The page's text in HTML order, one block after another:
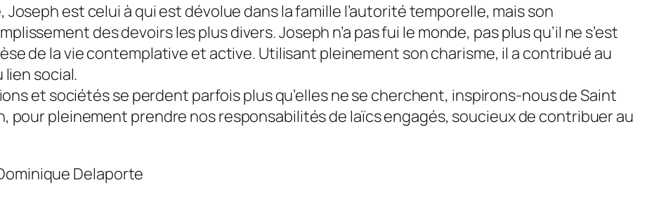
est celui à qui est dévolue dans la famille l’autorité temporelle, mais son
des devoirs les plus divers. Joseph n’a pas fui le monde, pas plus qu’il ne s’est
de la vie contemplative et active. Utilisant pleinement son charisme, il a contribué au
lien social.
et sociétés se perdent parfois plus qu’elles ne se cherchent, inspirons-nous de Saint
pour pleinement prendre nos responsabilités de laïcs engagés, soucieux de contribuer au
Delaporte